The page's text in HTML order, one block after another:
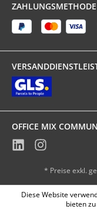
OFFICE MIX
* Preise exkl.
Diese Website
bieten